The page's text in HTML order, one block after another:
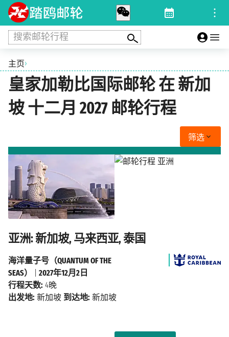
搜索邮轮行程
主页›
皇家加勒比国际邮轮 在 新加
坡 十二月 2027 邮轮行程
筛选
亚洲: 新加坡, 马来西亚, 泰国
海洋量子号（QUANTUM OF THE
SEAS）
2027年12月2日
行程天数: 4晚
出发地: 新加坡 到达地: 新加坡